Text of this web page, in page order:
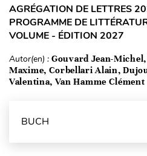
AGRÉGATION DE LETTRES
PROGRAMME DE
VOLUME - ÉDITION 2027
Autor(en) : Gouvard Jean-
Maxime, Corbellari Alain,
Valentina, Van Hamme Clément
BUCH